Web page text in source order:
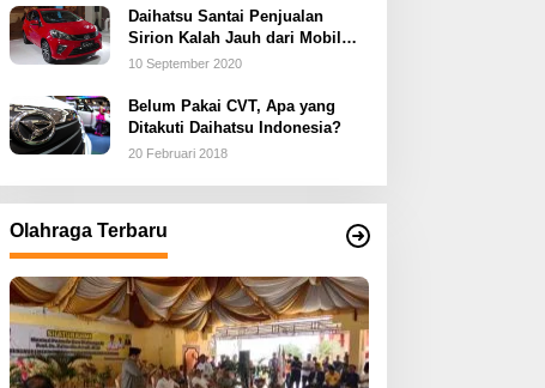
Daihatsu Santai Penjualan
Sirion Kalah Jauh dari Mobil
LCGC
10 September 2020
Belum Pakai CVT, Apa yang
Ditakuti Daihatsu Indonesia?
20 Februari 2018
Olahraga Terbaru